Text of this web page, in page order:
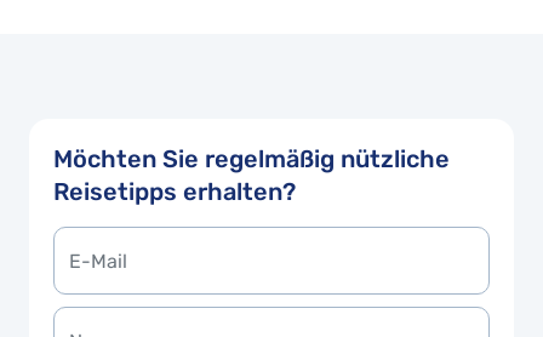
Möchten Sie regelmäßig nützliche
Reisetipps erhalten?